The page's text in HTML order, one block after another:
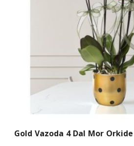
Gold Vazoda 4 Dal Mor Orkide